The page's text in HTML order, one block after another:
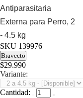
Antiparasitaria
Externa para Perro, 2
- 4.5 kg
SKU 139976
Bravecto
$29.990
Variante:
Cantidad: